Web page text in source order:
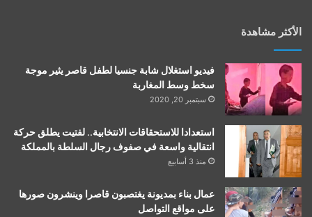
الأكثر مشاهدة
فيديو استغلال شابة جنسيا لطفل قاصر يثير موجة
سخط وسط المغاربة
سبتمبر 20, 2020
استعدادا للاستحقاقات الانتخابية.. لفتيت يطلق حركة
انتقالية واسعة في صفوف رجال السلطة بالمملكة
منذ 3 أسابيع
عمال بناء بمديونة يغتصبون قاصرا وينشرون صورها
على مواقع التواصل